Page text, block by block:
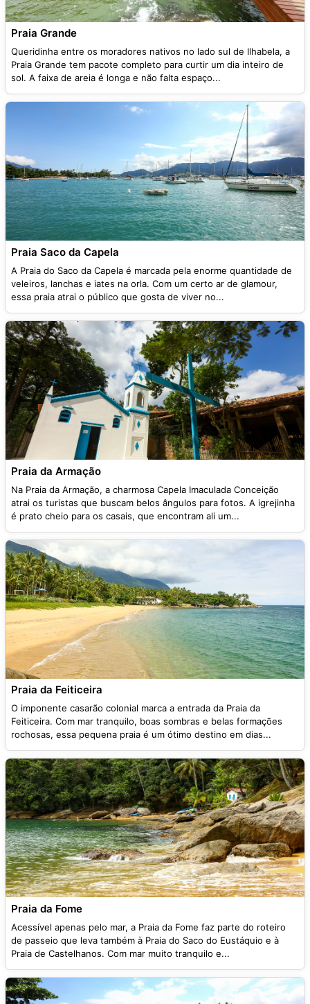
Praia Grande
Queridinha entre os moradores nativos no lado sul de Ilhabela, a
Praia Grande tem pacote completo para curtir um dia inteiro de
sol. A faixa de areia é longa e não falta espaço...
Praia Saco da Capela
A Praia do Saco da Capela é marcada pela enorme quantidade de
veleiros, lanchas e iates na orla. Com um certo ar de glamour,
essa praia atrai o público que gosta de viver no...
Praia da Armação
Na Praia da Armação, a charmosa Capela Imaculada Conceição
atrai os turistas que buscam belos ângulos para fotos. A igrejinha
é prato cheio para os casais, que encontram ali um...
Praia da Feiticeira
O imponente casarão colonial marca a entrada da Praia da
Feiticeira. Com mar tranquilo, boas sombras e belas formações
rochosas, essa pequena praia é um ótimo destino em dias...
Praia da Fome
Acessível apenas pelo mar, a Praia da Fome faz parte do roteiro
de passeio que leva também à Praia do Saco do Eustáquio e à
Praia de Castelhanos. Com mar muito tranquilo e...